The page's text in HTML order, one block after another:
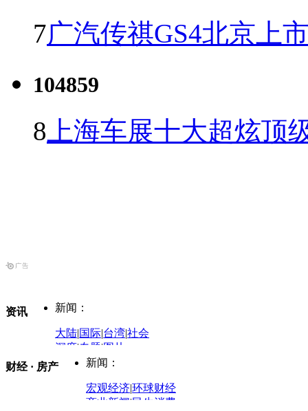
7广汽传祺GS4北京上
104859
8 上海车展十大超炫顶
资讯 新闻：
大陆 国际 台湾社会
深度 |专题|图片
中国政要资料库
评论：
财经 · 房产 新闻：
宏观经济环球财经
商业新闻|民生消费